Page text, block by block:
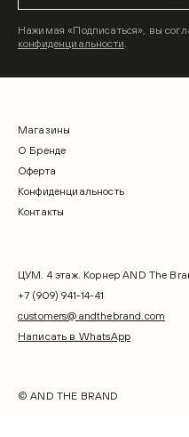
Нажимая «Подписаться», вы
конфиденциальности.
Магазины
О Бренде
Оферта
Конфиденциальность
Контакты
ЦУМ. 4 этаж. Корнер AND The
+7 (909) 941-14-41
customers@andthebrand.com
Написать в WhatsApp
© AND THE BRAND